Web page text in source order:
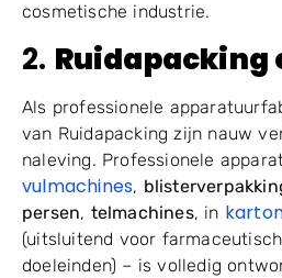
cosmetische industrie.
2. Ruidapacking
Als professionele
van Ruidapacking zijn nauw
naleving. Professionele
vulmachines,
persen, telmachines, in
(uitsluitend voor
doeleinden) – is volledig